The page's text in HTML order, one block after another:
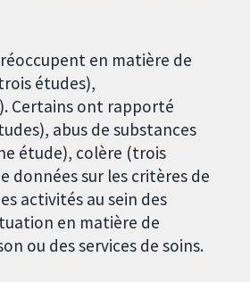
en matière de
études),
Certains ont rapporté
abus de substances
étude), colère (trois
sur les critères de
activités au sein des
en matière de
ou des services de soins.